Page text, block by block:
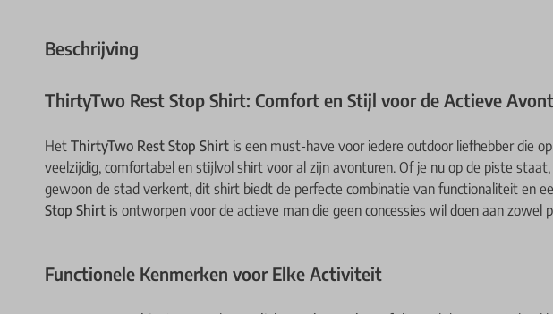
Beschrijving
ThirtyTwo Rest Stop Shirt: Comfort en Stijl voor de Actieve
Het ThirtyTwo Rest Stop Shirt is een must-have voor iedere outdoor liefhebber die
veelzijdig, comfortabel en stijlvol shirt voor al zijn avonturen. Of je nu op de piste
gewoon de stad verkent, dit shirt biedt de perfecte combinatie van functionaliteit en
Stop Shirt is ontworpen voor de actieve man die geen concessies wil doen aan zowel
Functionele Kenmerken voor Elke Activiteit